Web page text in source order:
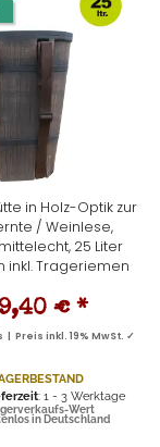
in Holz-Optik zur
/ Weinlese,
25 Liter
inkl. Trageriemen
€ *
Preis inkl. 19% MwSt. ✓
: 1 - 3 Werktage
Wert
in Deutschland